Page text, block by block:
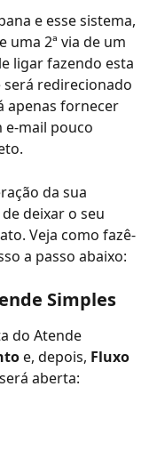
e esse sistema,
uma 2ª via de um
ligar fazendo esta
será redirecionado
apenas fornecer
e-mail pouco
da sua
deixar o seu
Veja como fazê-
a passo abaixo:
Simples
do Atende
e, depois, Fluxo
aberta: